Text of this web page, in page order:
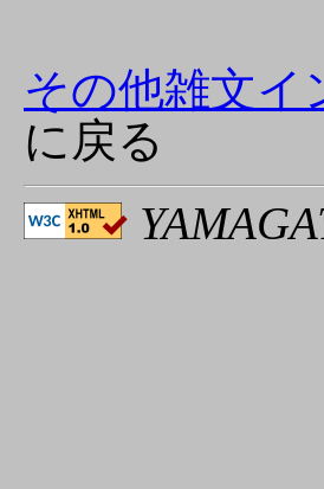
その他雑文イ
に戻る